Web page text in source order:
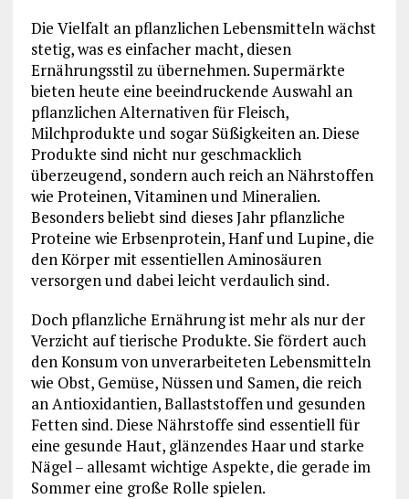
Die Vielfalt an pflanzlichen Lebensmitteln wächst
stetig, was es einfacher macht, diesen
Ernährungsstil zu übernehmen. Supermärkte
bieten heute eine beeindruckende Auswahl an
pflanzlichen Alternativen für Fleisch,
Milchprodukte und sogar Süßigkeiten an. Diese
Produkte sind nicht nur geschmacklich
überzeugend, sondern auch reich an Nährstoffen
wie Proteinen, Vitaminen und Mineralien.
Besonders beliebt sind dieses Jahr pflanzliche
Proteine wie Erbsenprotein, Hanf und Lupine, die
den Körper mit essentiellen Aminosäuren
versorgen und dabei leicht verdaulich sind.
Doch pflanzliche Ernährung ist mehr als nur der
Verzicht auf tierische Produkte. Sie fördert auch
den Konsum von unverarbeiteten Lebensmitteln
wie Obst, Gemüse, Nüssen und Samen, die reich
an Antioxidantien, Ballaststoffen und gesunden
Fetten sind. Diese Nährstoffe sind essentiell für
eine gesunde Haut, glänzendes Haar und starke
Nägel – allesamt wichtige Aspekte, die gerade im
Sommer eine große Rolle spielen.